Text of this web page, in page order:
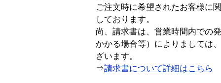
ご注文時に希望されたお客様に
しております。
尚、請求書は、営業時間内での
かかる場合等）によりましては
ざいます。
⇒請求書について詳細はこちら